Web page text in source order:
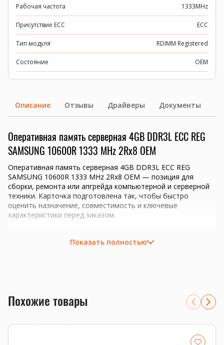
Рабочая частота 1333MHz
Присутствие ECC ECC
Тип модуля RDIMM Registered
Состояние OEM
Описание Отзывы Драйверы Документы
Оперативная память серверная 4GB DDR3L ECC REG
SAMSUNG 10600R 1333 MHz 2Rx8 OEM
Оперативная память серверная 4GB DDR3L ECC REG
SAMSUNG 10600R 1333 MHz 2Rx8 OEM — позиция для
сборки, ремонта или апгрейда компьютерной и серверной
техники. Карточка подготовлена так, чтобы быстро
оценить назначение, совместимость и ключевые
характеристики перед заказом.
системы, где важны ECC-коррекция ошибок и стабильная
работа 24/7
Показать полностью
Похожие товары